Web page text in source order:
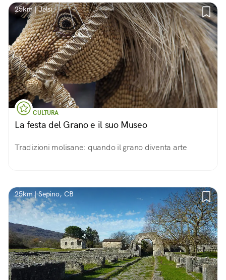
25km | Jelsi
CULTURA
La festa del Grano e il suo Museo
Tradizioni molisane: quando il grano diventa arte
25km | Sepino, CB